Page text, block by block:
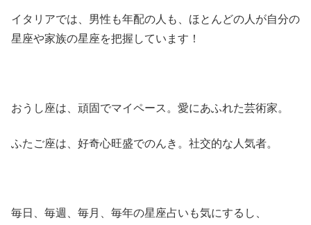
イタリアでは、男性も年配の人も、ほとんどの人が自分の
星座や家族の星座を把握しています！
おうし座は、頑固でマイペース。愛にあふれた芸術家。
ふたご座は、好奇心旺盛でのんき。社交的な人気者。
毎日、毎週、毎月、毎年の星座占いも気にするし、